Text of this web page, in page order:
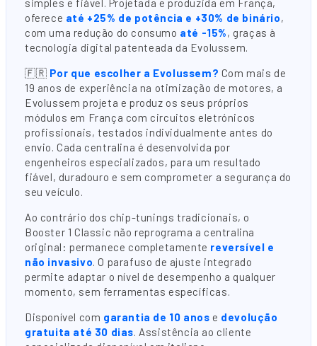
simples e fiável. Projetada e produzida em França,
oferece até +25% de potência e +30% de binário,
com uma redução do consumo até -15%, graças à
tecnologia digital patenteada da Evolussem.
🇫🇷 Por que escolher a Evolussem? Com mais de
19 anos de experiência na otimização de motores, a
Evolussem projeta e produz os seus próprios
módulos em França com circuitos eletrónicos
profissionais, testados individualmente antes do
envio. Cada centralina é desenvolvida por
engenheiros especializados, para um resultado
fiável, duradouro e sem comprometer a segurança do
seu veículo.
Ao contrário dos chip-tunings tradicionais, o
Booster 1 Classic não reprograma a centralina
original: permanece completamente reversível e
não invasivo. O parafuso de ajuste integrado
permite adaptar o nível de desempenho a qualquer
momento, sem ferramentas específicas.
Disponível com garantia de 10 anos e devolução
gratuita até 30 dias. Assistência ao cliente